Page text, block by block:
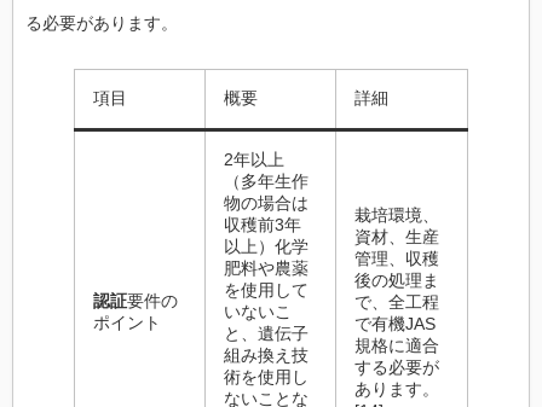
る必要があります。
項目 概要 詳細
認証要件の
ポイント
2年以上
（多年生作
物の場合は
収穫前3年
以上）化学
肥料や農薬
を使用して
いないこ
と、遺伝子
組み換え技
術を使用し
ないことな
栽培環境、
資材、生産
管理、収穫
後の処理ま
で、全工程
で有機JAS
規格に適合
する必要が
あります。